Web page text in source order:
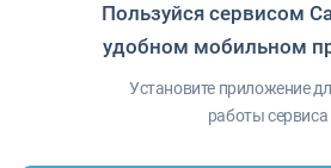
Политика конфиденциальности Условия
Приложение© ООО
Пользуйся сервисом
удобном мобильном
Установите приложение
работы сервиса